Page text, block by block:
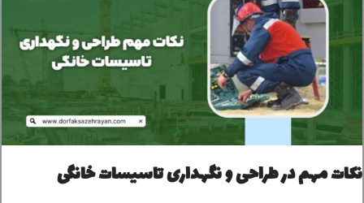
نکات مهم در طراحی و نگهداری تاسیسات خانگی